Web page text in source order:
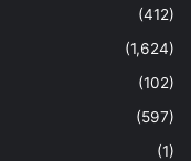
(412)
(1,624)
(102)
(597)
(1)